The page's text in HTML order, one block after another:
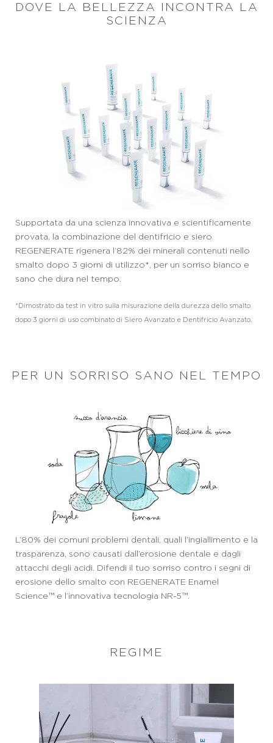
DOVE LA BELLEZZA INCONTRA LA
SCIENZA
Supportata da una scienza innovativa e scientificamente
provata, la combinazione del dentifricio e siero
REGENERATE rigenera l’82% dei minerali contenuti nello
smalto dopo 3 giorni di utilizzo*, per un sorriso bianco e
sano che dura nel tempo.
*Dimostrato da test in vitro sulla misurazione della durezza dello smalto
dopo 3 giorni di uso combinato di Siero Avanzato e Dentifricio Avanzato.
PER UN SORRISO SANO NEL TEMPO
L’80% dei comuni problemi dentali, quali l’ingiallimento e la
trasparenza, sono causati dall’erosione dentale e dagli
attacchi degli acidi. Difendi il tuo sorriso contro i segni di
erosione dello smalto con REGENERATE Enamel
Science™ e l’innovativa tecnologia NR-5™.
REGIME